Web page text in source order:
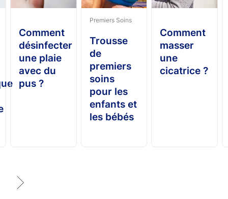
Comment
désinfecter
une plaie
avec du
pus ?
Premiers Soins
Trousse
de
premiers
soins
pour les
enfants et
les bébés
Comment
masser
une
cicatrice ?